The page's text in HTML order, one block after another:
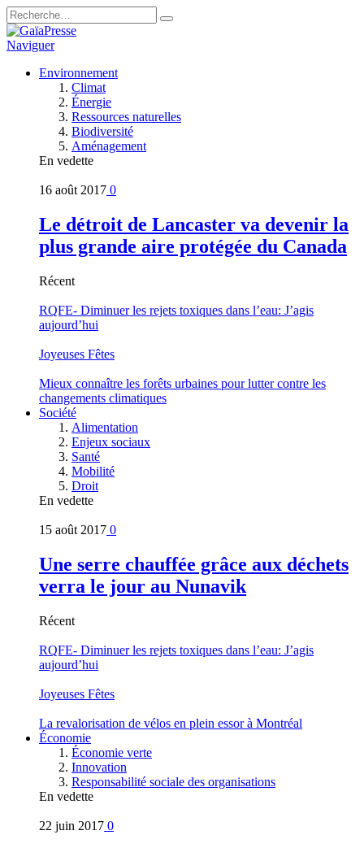
Naviguer
Environnement
Climat
Énergie
Ressources naturelles
Biodiversité
Aménagement
En vedette
16 août 2017 0
Le détroit de Lancaster va devenir la
plus grande aire protégée du Canada
Récent
RQFE- Diminuer les rejets toxiques dans l’eau: J’agis
aujourd’hui
Joyeuses Fêtes
Mieux connaître les forêts urbaines pour lutter contre les
changements climatiques
Société
Alimentation
Enjeux sociaux
Santé
Mobilité
Droit
En vedette
15 août 2017 0
Une serre chauffée grâce aux déchets
verra le jour au Nunavik
Récent
RQFE- Diminuer les rejets toxiques dans l’eau: J’agis
aujourd’hui
Joyeuses Fêtes
La revalorisation de vélos en plein essor à Montréal
Économie
Économie verte
Innovation
Responsabilité sociale des organisations
En vedette
22 juin 2017 0